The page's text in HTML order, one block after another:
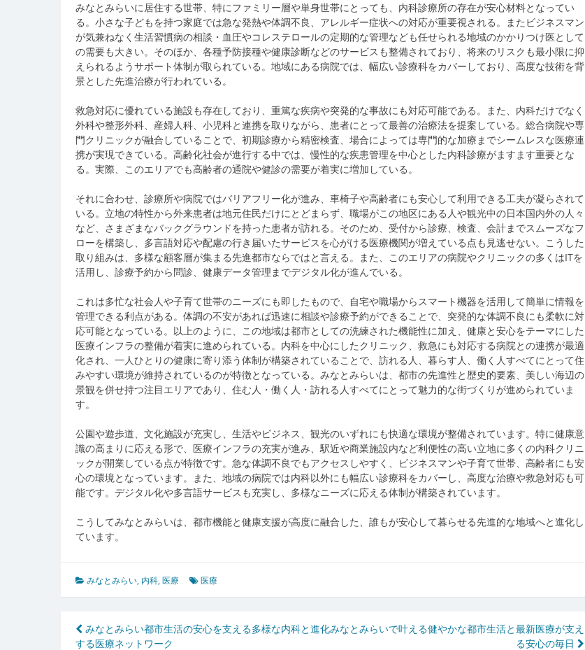
みなとみらいに居住する世帯、特にファミリー層や単身世帯にとっても、内科診療所の存在が安心材料となってい
る。小さな子どもを持つ家庭では急な発熱や体調不良、アレルギー症状への対応が重要視される。またビジネスマン
が気兼ねなく生活習慣病の相談・血圧やコレステロールの定期的な管理なども任せられる地域のかかりつけ医として
の需要も大きい。そのほか、各種予防接種や健康診断などのサービスも整備されており、将来のリスクも最小限に抑
えられるようサポート体制が取られている。地域にある病院では、幅広い診療科をカバーしており、高度な技術を背
景とした先進治療が行われている。
救急対応に優れている施設も存在しており、重篤な疾病や突発的な事故にも対応可能である。また、内科だけでなく
外科や整形外科、産婦人科、小児科と連携を取りながら、患者にとって最善の治療法を提案している。総合病院や専
門クリニックが融合していることで、初期診療から精密検査、場合によっては専門的な加療までシームレスな医療連
携が実現できている。高齢化社会が進行する中では、慢性的な疾患管理を中心とした内科診療がますます重要とな
る。実際、このエリアでも高齢者の通院や健診の需要が着実に増加している。
それに合わせ、診療所や病院ではバリアフリー化が進み、車椅子や高齢者にも安心して利用できる工夫が凝らされて
いる。立地の特性から外来患者は地元住民だけにとどまらず、職場がこの地区にある人や観光中の日本国内外の人々
など、さまざまなバックグラウンドを持った患者が訪れる。そのため、受付から診療、検査、会計までスムーズなフ
ローを構築し、多言語対応や配慮の行き届いたサービスを心がける医療機関が増えている点も見逃せない。こうした
取り組みは、多様な顧客層が集まる先進都市ならではと言える。また、このエリアの病院やクリニックの多くはITを
活用し、診療予約から問診、健康データ管理までデジタル化が進んでいる。
これは多忙な社会人や子育て世帯のニーズにも即したもので、自宅や職場からスマート機器を活用して簡単に情報を
管理できる利点がある。体調の不安があれば迅速に相談や診療予約ができることで、突発的な体調不良にも柔軟に対
応可能となっている。以上のように、この地域は都市としての洗練された機能性に加え、健康と安心をテーマにした
医療インフラの整備が着実に進められている。内科を中心にしたクリニック、救急にも対応する病院との連携が最適
化され、一人ひとりの健康に寄り添う体制が構築されていることで、訪れる人、暮らす人、働く人すべてにとって住
みやすい環境が維持されているのが特徴となっている。みなとみらいは、都市の先進性と歴史的要素、美しい海辺の
景観を併せ持つ注目エリアであり、住む人・働く人・訪れる人すべてにとって魅力的な街づくりが進められていま
す。
公園や遊歩道、文化施設が充実し、生活やビジネス、観光のいずれにも快適な環境が整備されています。特に健康意
識の高まりに応える形で、医療インフラの充実が進み、駅近や商業施設内など利便性の高い立地に多くの内科クリニ
ックが開業している点が特徴です。急な体調不良でもアクセスしやすく、ビジネスマンや子育て世帯、高齢者にも安
心の環境となっています。また、地域の病院では内科以外にも幅広い診療科をカバーし、高度な治療や救急対応も可
能です。デジタル化や多言語サービスも充実し、多様なニーズに応える体制が構築されています。
こうしてみなとみらいは、都市機能と健康支援が高度に融合した、誰もが安心して暮らせる先進的な地域へと進化し
ています。
みなとみらい, 内科,医療 医療
投みなとみらい都市生活の安心を支える多様な内科と進化
する医療ネットワーク
みなとみらいで叶える健やかな都市生活と最新医療が支え
る安心の毎日